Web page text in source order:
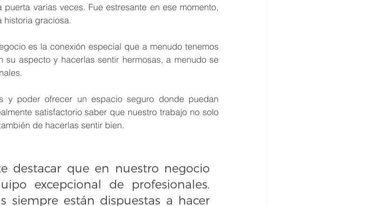
varias veces. Fue estresante en ese momento,
historia graciosa.
es la conexión especial que a menudo tenemos
su aspecto y hacerlas sentir hermosas, a menudo se
y poder ofrecer un espacio seguro donde puedan
satisfactorio saber que nuestro trabajo no solo
de hacerlas sentir bien.
destacar que en nuestro negocio
excepcional de profesionales.
siempre están dispuestas a hacer